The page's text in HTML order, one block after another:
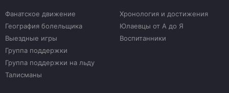
Фанатское движение
География болельщика
Выездные игры
Группа поддержки
Группа поддержки на льду
Талисманы
Хронология и достижения
Юлаевцы от А до Я
Воспитанники